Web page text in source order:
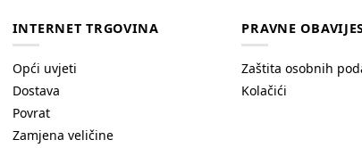
INTERNET TRGOVINA
Opći uvjeti
Dostava
Povrat
Zamjena veličine
PRAVNE
Zaštita osobnih
Kolačići